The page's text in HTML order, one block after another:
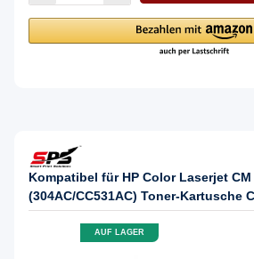
Kompatibel für HP Color Laserjet CM
(304AC/CC531AC) Toner-Kartusche
AUF LAGER